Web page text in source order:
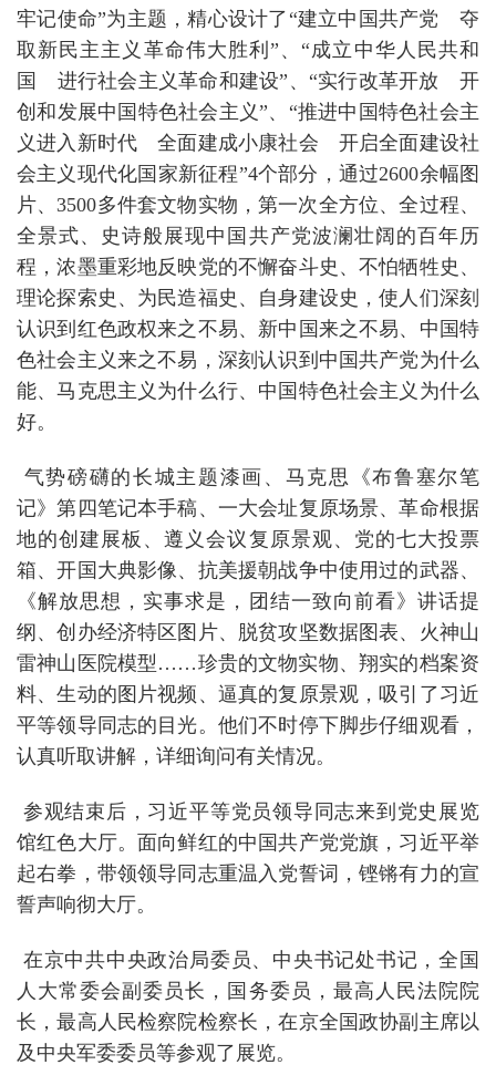
牢记使命”为主题，精心设计了“建立中国共产党 夺
取新民主主义革命伟大胜利”、“成立中华人民共和
国 进行社会主义革命和建设”、“实行改革开放 开
创和发展中国特色社会主义”、“推进中国特色社会主
义进入新时代 全面建成小康社会 开启全面建设社
会主义现代化国家新征程”4个部分，通过2600余幅图
片、3500多件套文物实物，第一次全方位、全过程、
全景式、史诗般展现中国共产党波澜壮阔的百年历
程，浓墨重彩地反映党的不懈奋斗史、不怕牺牲史、
理论探索史、为民造福史、自身建设史，使人们深刻
认识到红色政权来之不易、新中国来之不易、中国特
色社会主义来之不易，深刻认识到中国共产党为什么
能、马克思主义为什么行、中国特色社会主义为什么
好。
气势磅礴的长城主题漆画、马克思《布鲁塞尔笔
记》第四笔记本手稿、一大会址复原场景、革命根据
地的创建展板、遵义会议复原景观、党的七大投票
箱、开国大典影像、抗美援朝战争中使用过的武器、
《解放思想，实事求是，团结一致向前看》讲话提
纲、创办经济特区图片、脱贫攻坚数据图表、火神山
雷神山医院模型……珍贵的文物实物、翔实的档案资
料、生动的图片视频、逼真的复原景观，吸引了习近
平等领导同志的目光。他们不时停下脚步仔细观看，
认真听取讲解，详细询问有关情况。
参观结束后，习近平等党员领导同志来到党史展览
馆红色大厅。面向鲜红的中国共产党党旗，习近平举
起右拳，带领领导同志重温入党誓词，铿锵有力的宣
誓声响彻大厅。
在京中共中央政治局委员、中央书记处书记，全国
人大常委会副委员长，国务委员，最高人民法院院
长，最高人民检察院检察长，在京全国政协副主席以
及中央军委委员等参观了展览。